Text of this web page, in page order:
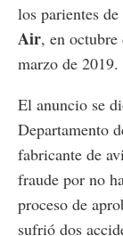
los parientes
Air, en
marzo de 2019.
El anuncio se
Departamento
fabricante de
fraude por no
proceso de
sufrió dos